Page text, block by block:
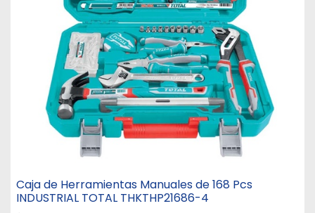
Caja de Herramientas Manuales de 168 Pcs
INDUSTRIAL TOTAL THKTHP21686-4